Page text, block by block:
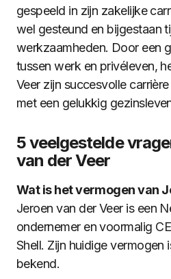
gespeeld in zijn zakelijke
wel gesteund en bijgestaan
werkzaamheden. Door een
tussen werk en privéleven,
Veer zijn succesvolle
met een gelukkig
5 veelgestelde
van der Veer
Wat is het vermogen van
Jeroen van der Veer is een
ondernemer en voormalig
Shell. Zijn huidige vermogen
bekend.